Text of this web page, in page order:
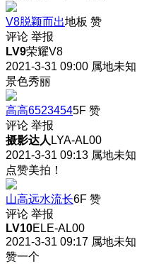
V8脱颖而出地板 赞
评论 举报
LV9荣耀V8
2021-3-31 09:00 属地未知
景色秀丽
高高65234545F 赞
评论 举报
摄影达人 LYA-AL00
2021-3-31 09:13 属地未知
点赞美拍！
山高远水流长6F 赞
评论 举报
LV10ELE-AL00
2021-3-31 09:17 属地未知
赞一个